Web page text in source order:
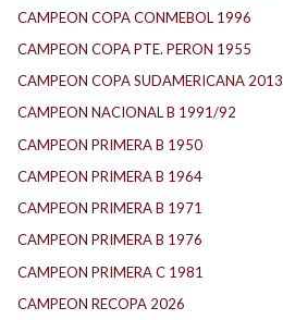
CAMPEON COPA CONMEBOL 1996
CAMPEON COPA PTE. PERON 1955
CAMPEON COPA SUDAMERICANA 2013
CAMPEON NACIONAL B 1991/92
CAMPEON PRIMERA B 1950
CAMPEON PRIMERA B 1964
CAMPEON PRIMERA B 1971
CAMPEON PRIMERA B 1976
CAMPEON PRIMERA C 1981
CAMPEON RECOPA 2026